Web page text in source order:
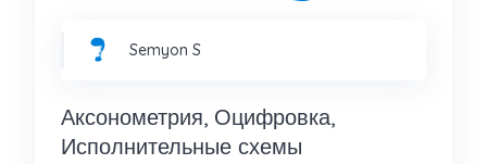
Semyon S
Аксонометрия, Оцифровка,
Исполнительные схемы